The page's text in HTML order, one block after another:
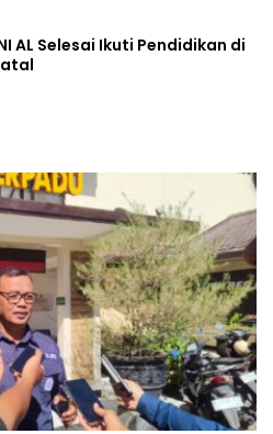
AL Selesai Ikuti Pendidikan di